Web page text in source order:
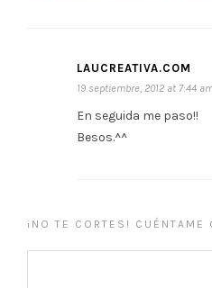
LAUCREATIVA.COM
19 septiembre, 2012 at 7:44
En seguida me paso!!
Besos.^^
¡NO TE CORTES! CUÉNTAME